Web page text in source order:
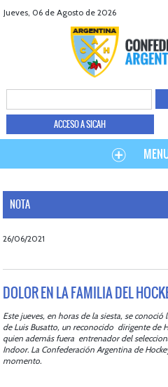
Jueves, 06 de Agosto de 2026
ACCESO A SICAH
NOTA
26/06/2021
DOLOR EN LA FAMILIA DEL
Este jueves, en horas de la siesta, se
de Luis Busatto, un reconocido dirigente de
quien además fuera entrenador del
Indoor. La Confederación Argentina de
momento.